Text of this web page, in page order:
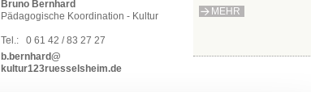
MEHR
Bruno Bernhard
Pädagogische Koordination - Kultur
Tel.:
0 61 42 / 83 27 27
b.bernhard@
kultur123ruesselsheim.de